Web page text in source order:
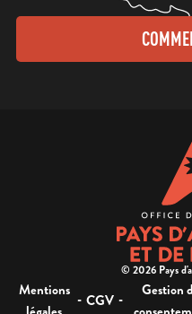
© 2026 Pays
Mentions - CGV -
Gestion